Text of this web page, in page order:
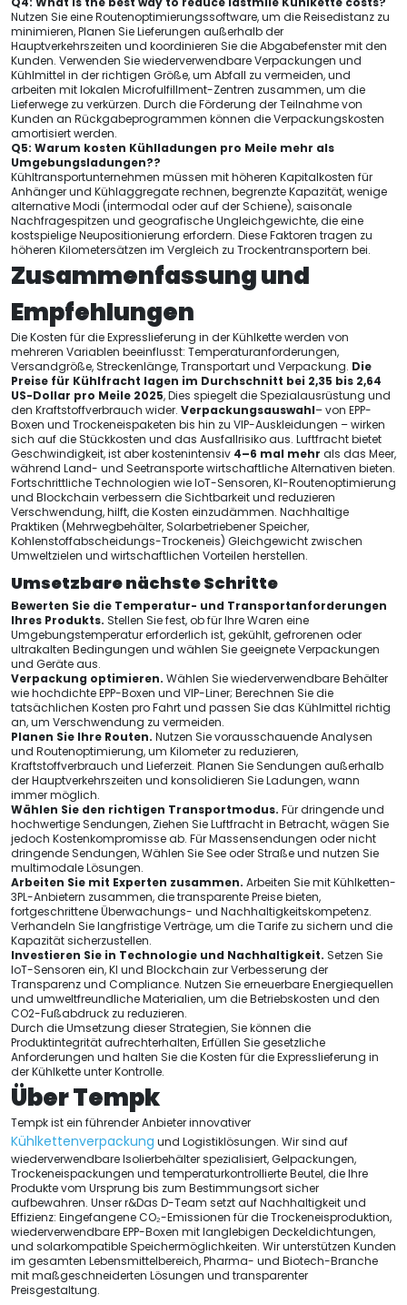
Nutzen Sie eine Routenoptimierungssoftware, um die Reisedistanz zu
minimieren, Planen Sie Lieferungen außerhalb der
Hauptverkehrszeiten und koordinieren Sie die Abgabefenster mit den
Kunden. Verwenden Sie wiederverwendbare Verpackungen und
Kühlmittel in der richtigen Größe, um Abfall zu vermeiden, und
arbeiten mit lokalen Microfulfillment-Zentren zusammen, um die
Lieferwege zu verkürzen. Durch die Förderung der Teilnahme von
Kunden an Rückgabeprogrammen können die Verpackungskosten
amortisiert werden.
Q5: Warum kosten Kühlladungen pro Meile mehr als
Umgebungsladungen??
Kühltransportunternehmen müssen mit höheren Kapitalkosten für
Anhänger und Kühlaggregate rechnen, begrenzte Kapazität, wenige
alternative Modi (intermodal oder auf der Schiene), saisonale
Nachfragespitzen und geografische Ungleichgewichte, die eine
kostspielige Neupositionierung erfordern. Diese Faktoren tragen zu
höheren Kilometersätzen im Vergleich zu Trockentransportern bei.
Zusammenfassung und
Empfehlungen
Die Kosten für die Expresslieferung in der Kühlkette werden von
mehreren Variablen beeinflusst: Temperaturanforderungen,
Versandgröße, Streckenlänge, Transportart und Verpackung. Die
Preise für Kühlfracht lagen im Durchschnitt bei 2,35 bis 2,64
US-Dollar pro Meile 2025, Dies spiegelt die Spezialausrüstung und
den Kraftstoffverbrauch wider. Verpackungsauswahl– von EPP-
Boxen und Trockeneispaketen bis hin zu VIP-Auskleidungen – wirken
sich auf die Stückkosten und das Ausfallrisiko aus. Luftfracht bietet
Geschwindigkeit, ist aber kostenintensiv 4–6 mal mehr als das Meer,
während Land- und Seetransporte wirtschaftliche Alternativen bieten.
Fortschrittliche Technologien wie IoT-Sensoren, KI-Routenoptimierung
und Blockchain verbessern die Sichtbarkeit und reduzieren
Verschwendung, hilft, die Kosten einzudämmen. Nachhaltige
Praktiken (Mehrwegbehälter, Solarbetriebener Speicher,
Kohlenstoffabscheidungs-Trockeneis) Gleichgewicht zwischen
Umweltzielen und wirtschaftlichen Vorteilen herstellen.
Umsetzbare nächste Schritte
Bewerten Sie die Temperatur- und Transportanforderungen
Ihres Produkts. Stellen Sie fest, ob für Ihre Waren eine
Umgebungstemperatur erforderlich ist, gekühlt, gefrorenen oder
ultrakalten Bedingungen und wählen Sie geeignete Verpackungen
und Geräte aus.
Verpackung optimieren. Wählen Sie wiederverwendbare Behälter
wie hochdichte EPP-Boxen und VIP-Liner; Berechnen Sie die
tatsächlichen Kosten pro Fahrt und passen Sie das Kühlmittel richtig
an, um Verschwendung zu vermeiden.
Planen Sie Ihre Routen. Nutzen Sie vorausschauende Analysen
und Routenoptimierung, um Kilometer zu reduzieren,
Kraftstoffverbrauch und Lieferzeit. Planen Sie Sendungen außerhalb
der Hauptverkehrszeiten und konsolidieren Sie Ladungen, wann
immer möglich.
Wählen Sie den richtigen Transportmodus. Für dringende und
hochwertige Sendungen, Ziehen Sie Luftfracht in Betracht, wägen Sie
jedoch Kostenkompromisse ab. Für Massensendungen oder nicht
dringende Sendungen, Wählen Sie See oder Straße und nutzen Sie
multimodale Lösungen.
Arbeiten Sie mit Experten zusammen. Arbeiten Sie mit Kühlketten-
3PL-Anbietern zusammen, die transparente Preise bieten,
fortgeschrittene Überwachungs- und Nachhaltigkeitskompetenz.
Verhandeln Sie langfristige Verträge, um die Tarife zu sichern und die
Kapazität sicherzustellen.
Investieren Sie in Technologie und Nachhaltigkeit. Setzen Sie
IoT-Sensoren ein, KI und Blockchain zur Verbesserung der
Transparenz und Compliance. Nutzen Sie erneuerbare Energiequellen
und umweltfreundliche Materialien, um die Betriebskosten und den
CO2-Fußabdruck zu reduzieren.
Durch die Umsetzung dieser Strategien, Sie können die
Produktintegrität aufrechterhalten, Erfüllen Sie gesetzliche
Anforderungen und halten Sie die Kosten für die Expresslieferung in
der Kühlkette unter Kontrolle.
Über Tempk
Tempk ist ein führender Anbieter innovativer
Kühlkettenverpackung und Logistiklösungen. Wir sind auf
wiederverwendbare Isolierbehälter spezialisiert, Gelpackungen,
Trockeneispackungen und temperaturkontrollierte Beutel, die Ihre
Produkte vom Ursprung bis zum Bestimmungsort sicher
aufbewahren. Unser r&Das D-Team setzt auf Nachhaltigkeit und
Effizienz: Eingefangene CO₂-Emissionen für die Trockeneisproduktion,
wiederverwendbare EPP-Boxen mit langlebigen Deckeldichtungen,
und solarkompatible Speichermöglichkeiten. Wir unterstützen Kunden
im gesamten Lebensmittelbereich, Pharma- und Biotech-Branche
mit maßgeschneiderten Lösungen und transparenter
Preisgestaltung.